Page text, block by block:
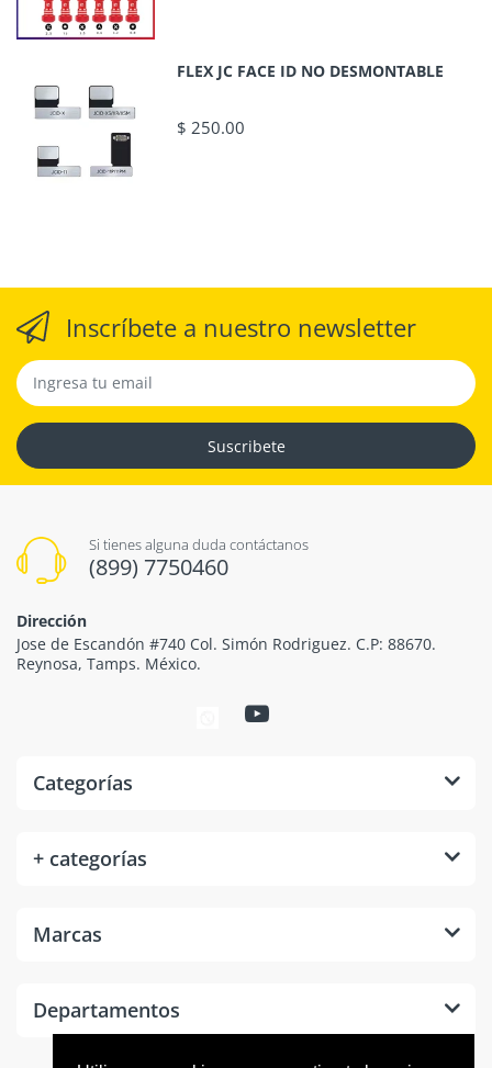
FLEX JC FACE ID NO DESMONTABLE
$ 250.00
Inscríbete a nuestro newsletter
Suscribete
Si tienes alguna duda contáctanos
(899) 7750460
Dirección
Jose de Escandón #740 Col. Simón Rodriguez. C.P: 88670.
Reynosa, Tamps. México.
Categorías
+ categorías
Marcas
Departamentos